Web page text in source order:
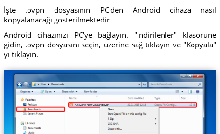
İşte .ovpn dosyasının PC'den Android cihaza nasıl
kopyalanacağı gösterilmektedir.
Android cihazınızı PC'ye bağlayın. "İndirilenler" klasörüne
gidin, .ovpn dosyasını seçin, üzerine sağ tıklayın ve "Kopyala"
yı tıklayın.
Trust.Zone-New-Zealand.ovpn